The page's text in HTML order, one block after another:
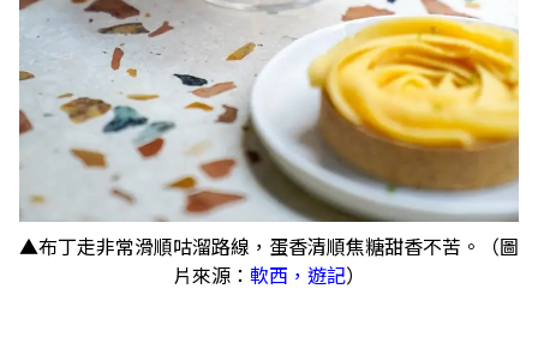
▲布丁走非常滑順咕溜路線，蛋香清順焦糖甜香不苦。（圖
片來源： 軟西，遊記）